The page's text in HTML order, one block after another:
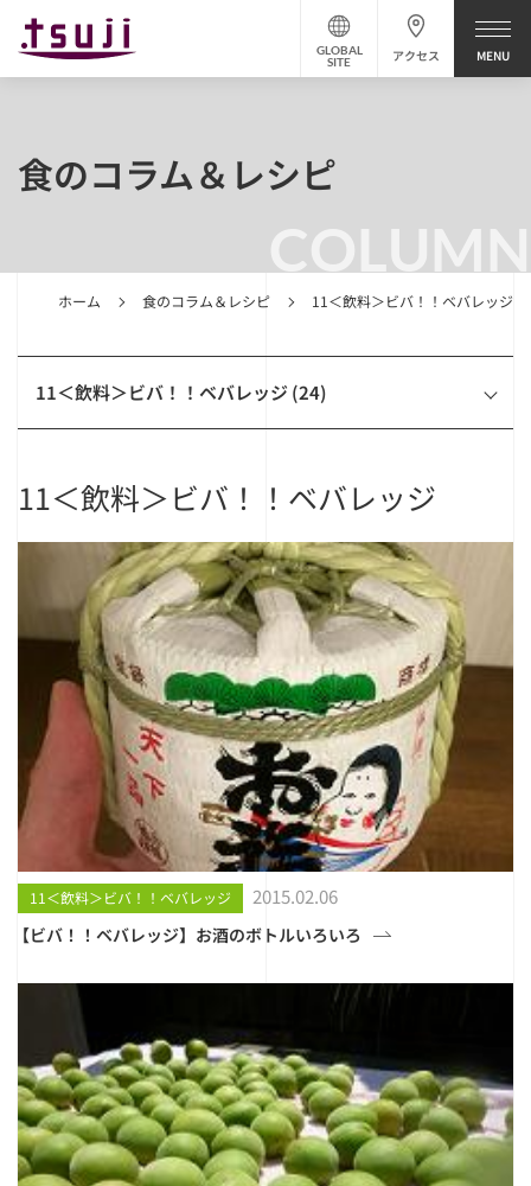
アクセス
GLOBAL
SITE
COLUMN
ホーム 食のコラム＆レシピ 11＜飲料＞ビバ！！ベバレッジ
食のコラム＆レシピ
11＜飲料＞ビバ！！ベバレッジ (24)
11＜飲料＞ビバ！！ベバレッジ
11＜飲料＞ビバ！！ベバレッジ 2015.02.06
【ビバ！！ベバレッジ】お酒のボトルいろいろ